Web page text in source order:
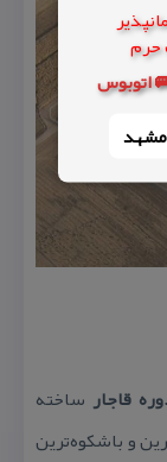
اتوبوس
مشهد
قاجار ساخته
و باشكوه‌ترین